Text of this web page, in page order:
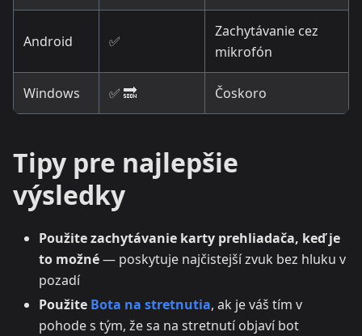
Android ✅
Zachytávanie cez
mikrofón
Windows ✅ 🔜 Čoskoro
Tipy pre najlepšie
výsledky
Použite zachytávanie karty prehliadača, keď je
to možné— poskytuje najčistejší zvuk bez hluku v
pozadí
Použite Bota na stretnutia, ak je váš tím v
pohode s tým, že sa na stretnutí objaví bot